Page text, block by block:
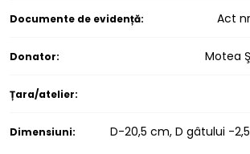
Documente de evidență: Act
Donator: Motea
Țara/atelier:
Dimensiuni:
D-20,5 cm, D gâtului -